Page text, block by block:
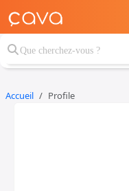
Accueil Profile